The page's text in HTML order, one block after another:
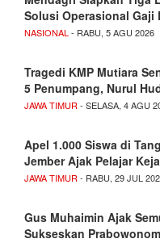
Solusi Operasional Gaji
NASIONAL - RABU, 5 AGU 2026
Tragedi KMP Mutiara
5 Penumpang, Nurul
JAWA TIMUR - SELASA, 4 AGU
Apel 1.000 Siswa di
Jember Ajak Pelajar
JAWA TIMUR - RABU, 29 JUL
Gus Muhaimin Ajak
Sukseskan